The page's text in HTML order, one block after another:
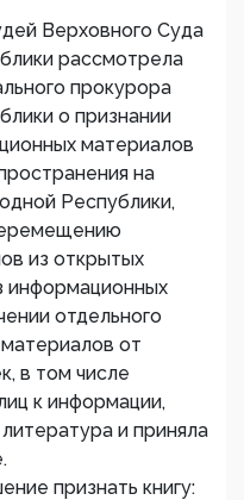
Верховного Суда
рассмотрела
прокурора
о признании
материалов
на
Республики,
из открытых
информационных
отдельного
от
в том числе
к информации,
и приняла
признать книгу: